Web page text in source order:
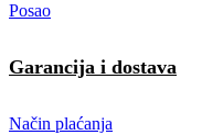
Posao
Garancija i dostava
Način plaćanja